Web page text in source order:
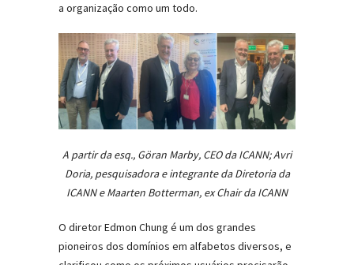
a organização como um todo.
A partir da esq., Göran Marby, CEO da ICANN; Avri
Doria, pesquisadora e integrante da Diretoria da
ICANN e Maarten Botterman, ex Chair da ICANN
O diretor Edmon Chung é um dos grandes
pioneiros dos domínios em alfabetos diversos, e